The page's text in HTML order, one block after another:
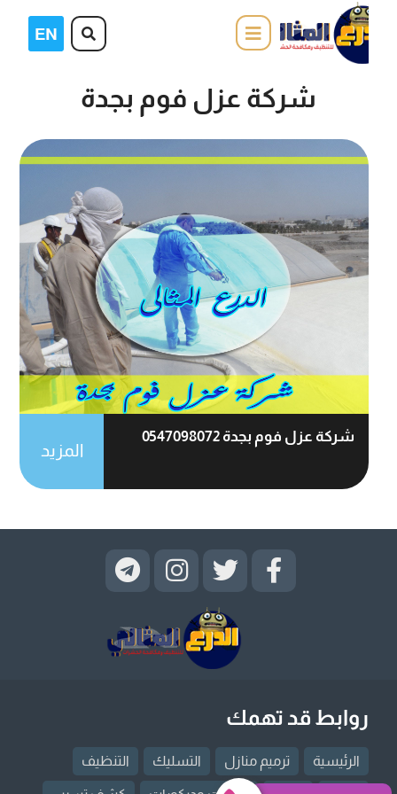
شركة عزل فوم بجدة
شركة عزل فوم بجدة 0547098072
المزيد
روابط قد تهمك
الرئيسية ترميم منازل التسليك التنظيف